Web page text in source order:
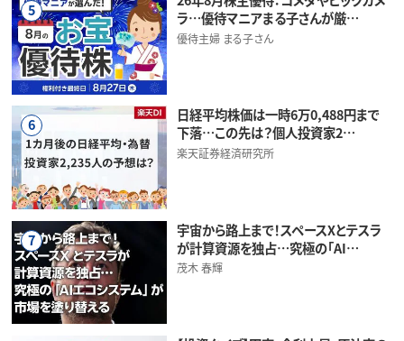
5
ラ…優待マニアまる子さんが厳…
優待主婦 まる子さん
6
日経平均株価は一時6万0,488円まで
下落…この先は？個人投資家2…
楽天証券経済研究所
7
宇宙から路上まで！スペースXとテスラ
が計算資源を独占…究極の「AI…
茂木 春輝